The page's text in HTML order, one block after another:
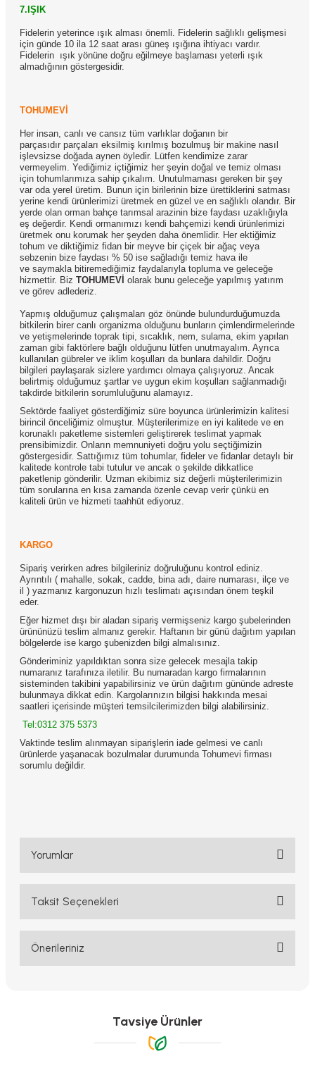
7.IŞIK
Fidelerin yeterince ışık alması önemli. Fidelerin sağlıklı gelişmesi
için günde 10 ila 12 saat arası güneş ışığına ihtiyacı vardır.
Fidelerin ışık yönüne doğru eğilmeye başlaması yeterli ışık
almadığının göstergesidir.
TOHUMEVİ
Her insan, canlı ve cansız tüm varlıklar doğanın bir
parçasıdır parçaları eksilmiş kırılmış bozulmuş bir makine nasıl
işlevsizse doğada aynen öyledir. Lütfen kendimize zarar
vermeyelim. Yediğimiz içtiğimiz her şeyin doğal ve temiz olması
için tohumlarımıza sahip çıkalım. Unutulmaması gereken bir şey
var oda yerel üretim. Bunun için birilerinin bize ürettiklerini satması
yerine kendi ürünlerimizi üretmek en güzel ve en sağlıklı olandır. Bir
yerde olan orman bahçe tarımsal arazinin bize faydası uzaklığıyla
eş değerdir. Kendi ormanımızı kendi bahçemizi kendi ürünlerimizi
üretmek onu korumak her şeyden daha önemlidir. Her ektiğimiz
tohum ve diktiğimiz fidan bir meyve bir çiçek bir ağaç veya
sebzenin bize faydası % 50 ise sağladığı temiz hava ile
ve saymakla bitiremediğimiz faydalarıyla topluma ve geleceğe
hizmettir. Biz TOHUMEVİ olarak bunu geleceğe yapılmış yatırım
ve görev adlederiz.
Yapmış olduğumuz çalışmaları göz önünde bulundurduğumuzda
bitkilerin birer canlı organizma olduğunu bunların çimlendirmelerinde
ve yetişmelerinde toprak tipi, sıcaklık, nem, sulama, ekim yapılan
zaman gibi faktörlere bağlı olduğunu lütfen unutmayalım. Ayrıca
kullanılan gübreler ve iklim koşulları da bunlara dahildir. Doğru
bilgileri paylaşarak sizlere yardımcı olmaya çalışıyoruz. Ancak
belirtmiş olduğumuz şartlar ve uygun ekim koşulları sağlanmadığı
takdirde bitkilerin sorumluluğunu alamayız.
Sektörde faaliyet gösterdiğimiz süre boyunca ürünlerimizin kalitesi
birincil önceliğimiz olmuştur. Müşterilerimize en iyi kalitede ve en
korunaklı paketleme sistemleri geliştirerek teslimat yapmak
prensibimizdir. Onların memnuniyeti doğru yolu seçtiğimizin
göstergesidir. Sattığımız tüm tohumlar, fideler ve fidanlar detaylı bir
kalitede kontrole tabi tutulur ve ancak o şekilde dikkatlice
paketlenip gönderilir. Uzman ekibimiz siz değerli müşterilerimizin
tüm sorularına en kısa zamanda özenle cevap verir çünkü en
kaliteli ürün ve hizmeti taahhüt ediyoruz.
KARGO
Sipariş verirken adres bilgileriniz doğruluğunu kontrol ediniz.
Ayrıntılı ( mahalle, sokak, cadde, bina adı, daire numarası, ilçe ve
il ) yazmanız kargonuzun hızlı teslimatı açısından önem teşkil
eder.
Eğer hizmet dışı bir aladan sipariş vermişseniz kargo şubelerinden
ürününüzü teslim almanız gerekir. Haftanın bir günü dağıtım yapılan
bölgelerde ise kargo şubenizden bilgi almalısınız.
Gönderiminiz yapıldıktan sonra size gelecek mesajla takip
numaranız tarafınıza iletilir. Bu numaradan kargo firmalarının
sisteminden takibini yapabilirsiniz ve ürün dağıtım gününde adreste
bulunmaya dikkat edin. Kargolarınızın bilgisi hakkında mesai
saatleri içerisinde müşteri temsilcilerimizden bilgi alabilirsiniz.
Tel:0312 375 5373
Vaktinde teslim alınmayan siparişlerin iade gelmesi ve canlı
ürünlerde yaşanacak bozulmalar durumunda Tohumevi firması
sorumlu değildir.
Yorumlar
Bu ürüne ilk yorumu siz yapın!
Taksit Seçenekleri
Önerileriniz
Ürün resmi kalitesiz, bozuk veya görüntülenemiyor.
Tavsiye Ürünler